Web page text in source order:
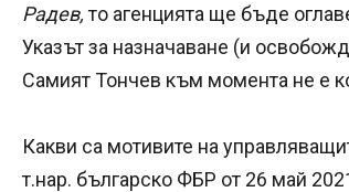
Радев,то агенцията ще бъде
Указът за назначаване (и
Самият Тончев към момента не е
Какви са мотивите на
т.нар. българско ФБР от 26 май